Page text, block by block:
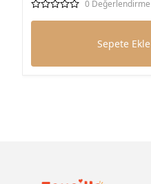
0 Değerlendirme
Sepete Ekle